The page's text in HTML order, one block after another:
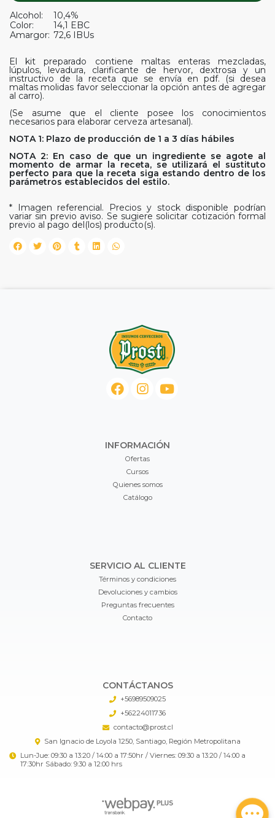
Alcohol:
10,4%
Color:
14,1 EBC
Amargor: 72,6 IBUs
El kit preparado contiene maltas enteras mezcladas,
lúpulos, levadura, clarificante de hervor, dextrosa y un
instructivo de la receta que se envía en pdf. (si desea
maltas molidas favor seleccionar la opción antes de agregar
al carro).
(Se asume que el cliente posee los conocimientos
necesarios para elaborar cerveza artesanal).
NOTA 1: Plazo de producción de 1 a 3 días hábiles
NOTA 2: En caso de que un ingrediente se agote al
momento de armar la receta, se utilizará el sustituto
perfecto para que la receta siga estando dentro de los
parámetros establecidos del estilo.
* Imagen referencial. Precios y stock disponible podrían
variar sin previo aviso. Se sugiere solicitar cotización formal
previo al pago del(los) producto(s).
INFORMACIÓN
Ofertas
Cursos
Quienes somos
Catálogo
SERVICIO AL CLIENTE
Términos y condiciones
Devoluciones y cambios
Preguntas frecuentes
Contacto
CONTÁCTANOS
+56989509025
+56224011736
contacto@prost.cl
San Ignacio de Loyola 1250, Santiago, Región Metropolitana
Lun-Jue: 09:30 a 13:20 / 14:00 a 17:50hr / Viernes: 09:30 a 13:20 / 14:00 a
17:30hr Sábado: 9:30 a 12:00 hrs